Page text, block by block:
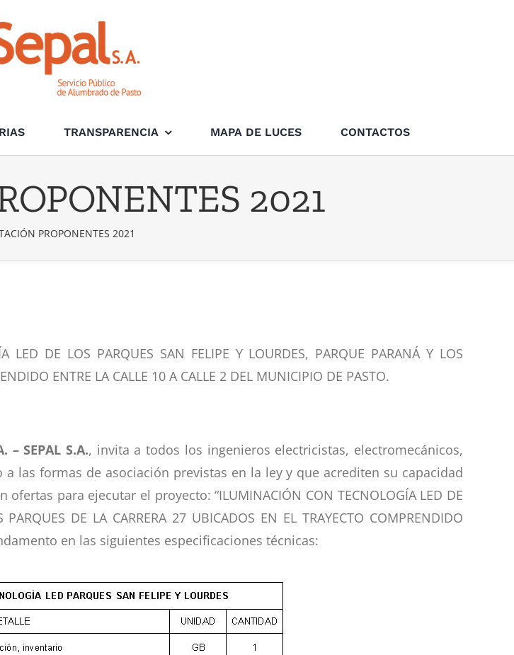
TRANSPARENCIA MAPA DE LUCES CONTACTOS
2021
PROPONENTES 2021
LED DE LOS PARQUES SAN FELIPE Y LOURDES, PARQUE PARANÁ Y LOS
ENTRE LA CALLE 10 A CALLE 2 DEL MUNICIPIO DE PASTO.
– SEPAL S.A., invita a todos los ingenieros electricistas, electromecánicos,
las formas de asociación previstas en la ley y que acrediten su capacidad
para ejecutar el proyecto: “ILUMINACIÓN CON TECNOLOGÍA LED DE
DE LA CARRERA 27 UBICADOS EN EL TRAYECTO COMPRENDIDO
en las siguientes especificaciones técnicas: